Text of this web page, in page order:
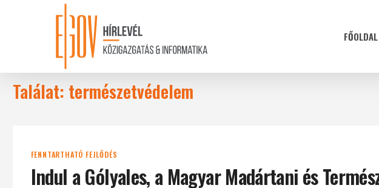
FŐOLDAL
Találat: természetvédelem
FENNTARTHATÓ FEJLŐDÉS
Indul a Gólyales, a Magyar Madártani és